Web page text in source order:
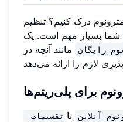
درک کنیم؟ تنظیم
شما بسیار مهم است. یک
رایگان
برای پلی‌ریتم‌ها
آنلاین با تقسیمات